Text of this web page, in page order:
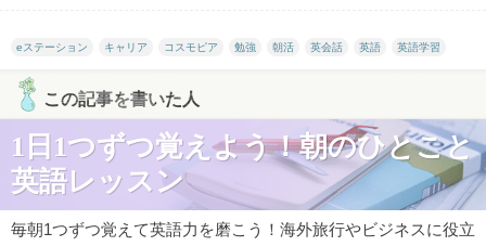
eステーション キャリア コスモピア 勉強 朝活 英会話 英語 英語学習
この記事を書いた人
1日1つずつ覚えよう！朝のひとこと
英語レッスン
毎朝1つずつ覚えて英語力を磨こう！海外旅行やビジネスに役立